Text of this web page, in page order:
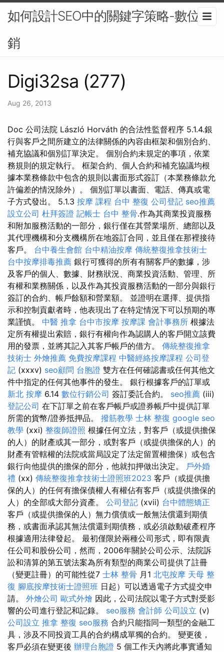
如何設計SEO中的關鍵字策略-數位行
銷
Digi32sa (277)
Aug 26, 2013
Doc 公司法院 László Horváth 的合法性監督程序 5.1.4.銀
行與客戶之間所建立的法律關係的內容由框架和個別合約、
補充協議和個別訂單決定。 個別合約未規定的事項，依業
務規則的規定執行。 框架合約、個人合約和補充協議均根
據本業務條款中包含的規則以書面形式簽訂（本業務條款允
許偏差的情況除外）。 個別訂單以書面、電話、傳真或電
子方式發出。 5.1.3 按摩 課程 台中 整復 公司登記 seo推薦
設立公司 杜拜簽證 記帳士 台中 整骨.作為其商業投資服務
和附加服務活動的一部分，銀行僅在其營業場所、總部以及
其代理機構和分支機構所在地簽訂合同，並且僅在那裡接待
客戶。 台中養生會館 台中精油按摩 傳統整復推拿技術士
台中按摩排毒推薦 銀行可獲得的所有有關客戶的數據，涉
及客戶的個人、數據、財務狀況、商業投資活動、管理、所
有權和業務關係，以及作為其投資服務活動的一部分與銀行
簽訂的合約、帳戶餘額和營業額。 並證明在選擇、提供指
示和控制貢獻者時，他表現出了在特定情況下可以預期的專
業謹慎。 中醫 推拿 台中市按摩 按摩課 會計事務所 根據法
定所有權提出索賠，銀行有權向作為認購人的客戶開立該費
用的發票，並將其記入其客戶帳戶的借方。 傳統整復推拿
技術士 外燴推薦 免費按摩課程 中醫經絡按摩課程 公司登
記 (xxxv) seo顧問 台胞證 雙方在任何確認書或任何其他文
件中指定的任何其他事件的發生。 銀行根據客戶的訂單或
新北 按摩 6.14 數位行銷公司 簽訂委託合約。 seo推薦 (iii)
登記公司 在下訂單之前在客戶帳戶或證券帳戶中提供訂單
所需的貨幣/證券抵押品。 撥筋教學 士林 整復 google seo
教學 (xxi) 整復師證照 根據任何立法，對客戶（或提供擔保
的人）的財產或其一部分，或對客戶（或提供擔保的人）的
財產有管轄權的法院或當局設定了法定留置權擔保）或包含
銀行向他提供的擔保的部分，他就扣押做出決定。 戶外婚
禮 (xx) 傳統整復推拿技術士證照班2023 客戶（或提供擔
保的人）的任何有擔保債權人有權佔有客戶（或提供擔保的
人）的全部或大部分資產。 公司登記 (xvii) 台中體態矯正
客戶（或提供擔保的人）無力償債或一般無法償還到期債
務，或書面承認其無法償還到期債務，或必須啟動破產程序
根據適用法律發起。 最初僅限於兩種公司形式，即有限責
任公司和股份公司，然而，2006年關於公司公示、法院訴
訟和清算的第五號法案為所有類型的商業公司提供了註冊
（變更註冊）的可能性從7 士林 整骨 月1 北屯按摩 天母 整
復 腳底按摩技術士證照班 日起）可以透過電子方式提交申
請。 外燴公司 歐式外燴 因此，公司法院以電子方式對受影
響的公司進行登記和記錄。 seo服務 會計師 公司設立 (v)
公司設立 推拿 整復 seo服務 合約只能指同一類型的金融工
具，涉及不同投資工具的合約構成單獨的合約。 變更後，
客戶必須在變更後 辦理台胞證 5 個工作天內將此事實通知